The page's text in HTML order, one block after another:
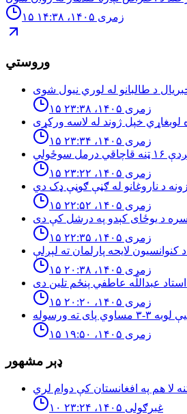
۱۵ زمری ۱۴۰۵، ۱۴:۳۸
وروستي
۱۵ زمری ۱۴۰۵، ۲۳:۳۸
۱۵ زمری ۱۴۰۵، ۲۳:۳۴
۱۵ زمری ۱۴۰۵، ۲۳:۲۲
۱۵ زمری ۱۴۰۵، ۲۲:۵۲
۱۵ زمری ۱۴۰۵، ۲۲:۳۵
۱۵ زمری ۱۴۰۵، ۲۰:۳۸
۱۵ زمری ۱۴۰۵، ۲۰:۲۰
۱۵ زمری ۱۴۰۵، ۱۹:۵۰
ډېر مشهور
۱۰ غبرګولی ۱۴۰۵، ۲۳:۲۴